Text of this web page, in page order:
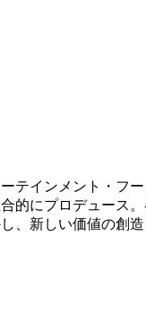
テインメント・フ
的にプロデュース
、新しい価値の創